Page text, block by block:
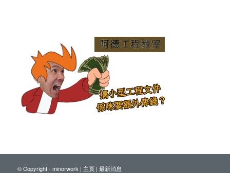
© Copyright - minorwork | 主頁| 最新消息